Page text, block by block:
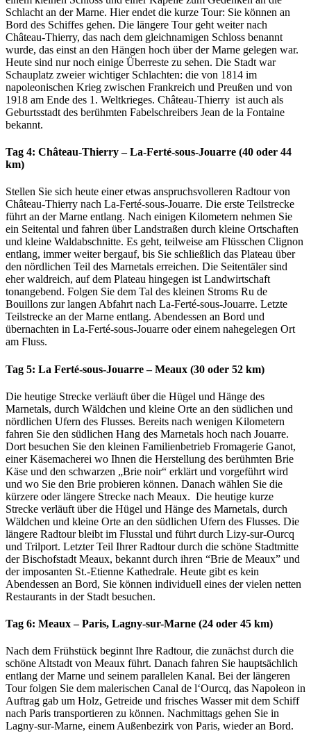
Schlacht an der Marne. Hier endet die kurze Tour: Sie können an
Bord des Schiffes gehen. Die längere Tour geht weiter nach
Château-Thierry, das nach dem gleichnamigen Schloss benannt
wurde, das einst an den Hängen hoch über der Marne gelegen war.
Heute sind nur noch einige Überreste zu sehen. Die Stadt war
Schauplatz zweier wichtiger Schlachten: die von 1814 im
napoleonischen Krieg zwischen Frankreich und Preußen und von
1918 am Ende des 1. Weltkrieges. Château-Thierry ist auch als
Geburtsstadt des berühmten Fabelschreibers Jean de la Fontaine
bekannt.
Tag 4: Château-Thierry – La-Ferté-sous-Jouarre (40 oder 44
km)
Stellen Sie sich heute einer etwas anspruchsvolleren Radtour von
Château-Thierry nach La-Ferté-sous-Jouarre. Die erste Teilstrecke
führt an der Marne entlang. Nach einigen Kilometern nehmen Sie
ein Seitental und fahren über Landstraßen durch kleine Ortschaften
und kleine Waldabschnitte. Es geht, teilweise am Flüsschen Clignon
entlang, immer weiter bergauf, bis Sie schließlich das Plateau über
den nördlichen Teil des Marnetals erreichen. Die Seitentäler sind
eher waldreich, auf dem Plateau hingegen ist Landwirtschaft
tonangebend. Folgen Sie dem Tal des kleinen Stroms Ru de
Bouillons zur langen Abfahrt nach La-Ferté-sous-Jouarre. Letzte
Teilstrecke an der Marne entlang. Abendessen an Bord und
übernachten in La-Ferté-sous-Jouarre oder einem nahegelegen Ort
am Fluss.
Tag 5: La Ferté-sous-Jouarre – Meaux (30 oder 52 km)
Die heutige Strecke verläuft über die Hügel und Hänge des
Marnetals, durch Wäldchen und kleine Orte an den südlichen und
nördlichen Ufern des Flusses. Bereits nach wenigen Kilometern
fahren Sie den südlichen Hang des Marnetals hoch nach Jouarre.
Dort besuchen Sie den kleinen Familienbetrieb Fromagerie Ganot,
einer Käsemacherei wo Ihnen die Herstellung des berühmten Brie
Käse und den schwarzen „Brie noir“ erklärt und vorgeführt wird
und wo Sie den Brie probieren können. Danach wählen Sie die
kürzere oder längere Strecke nach Meaux. Die heutige kurze
Strecke verläuft über die Hügel und Hänge des Marnetals, durch
Wäldchen und kleine Orte an den südlichen Ufern des Flusses. Die
längere Radtour bleibt im Flusstal und führt durch Lizy-sur-Ourcq
und Trilport. Letzter Teil Ihrer Radtour durch die schöne Stadtmitte
der Bischofstadt Meaux, bekannt durch ihren “Brie de Meaux” und
der imposanten St.-Etienne Kathedrale. Heute gibt es kein
Abendessen an Bord, Sie können individuell eines der vielen netten
Restaurants in der Stadt besuchen.
Tag 6: Meaux – Paris, Lagny-sur-Marne (24 oder 45 km)
Nach dem Frühstück beginnt Ihre Radtour, die zunächst durch die
schöne Altstadt von Meaux führt. Danach fahren Sie hauptsächlich
entlang der Marne und seinem parallelen Kanal. Bei der längeren
Tour folgen Sie dem malerischen Canal de l‘Ourcq, das Napoleon in
Auftrag gab um Holz, Getreide und frisches Wasser mit dem Schiff
nach Paris transportieren zu können. Nachmittags gehen Sie in
Lagny-sur-Marne, einem Außenbezirk von Paris, wieder an Bord.